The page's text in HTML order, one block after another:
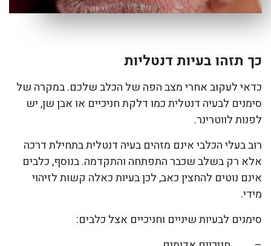
כך תזהו בעיות דנטליות
כדאי לעקוב אחרי מצב הפה של הכלב שלכם. במקרה של
סימנים לבעיה דנטלית כמו דלקת חניכיים או אבן שן, יש
לפנות לווטרינר.
רוב בעלי הכלבי אינם מזהים בעיה דנטלית בתחילת דרכה
אלא רק בשלב שכבר התפתחה והתקדמה. בנוסף, כלבים
אינם נוטים להחצין כאב, לכן בעיות כאלה קשות לזיהוי
מידי.
סימנים לבעיות שיניים וחניכיים אצל כלבים: